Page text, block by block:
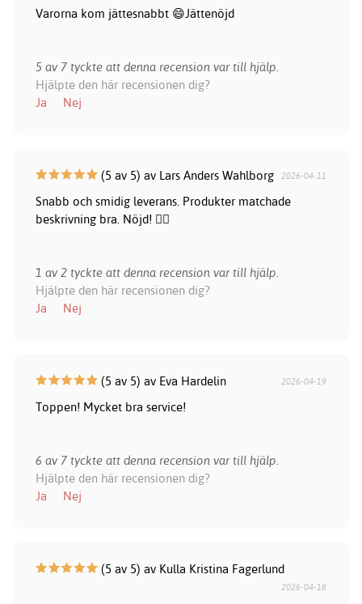
Varorna kom jättesnabbt 😄Jättenöjd
5 av 7 tyckte att denna recension var till hjälp.
Hjälpte den här recensionen dig?
Ja
Nej
(5 av 5) av Lars Anders Wahlborg 2026-04-11
Snabb och smidig leverans. Produkter matchade
beskrivning bra. Nöjd! 👍🏻
1 av 2 tyckte att denna recension var till hjälp.
Hjälpte den här recensionen dig?
Ja
Nej
(5 av 5) av Eva Hardelin 2026-04-19
Toppen! Mycket bra service!
6 av 7 tyckte att denna recension var till hjälp.
Hjälpte den här recensionen dig?
Ja
Nej
(5 av 5) av Kulla Kristina Fagerlund
2026-04-18